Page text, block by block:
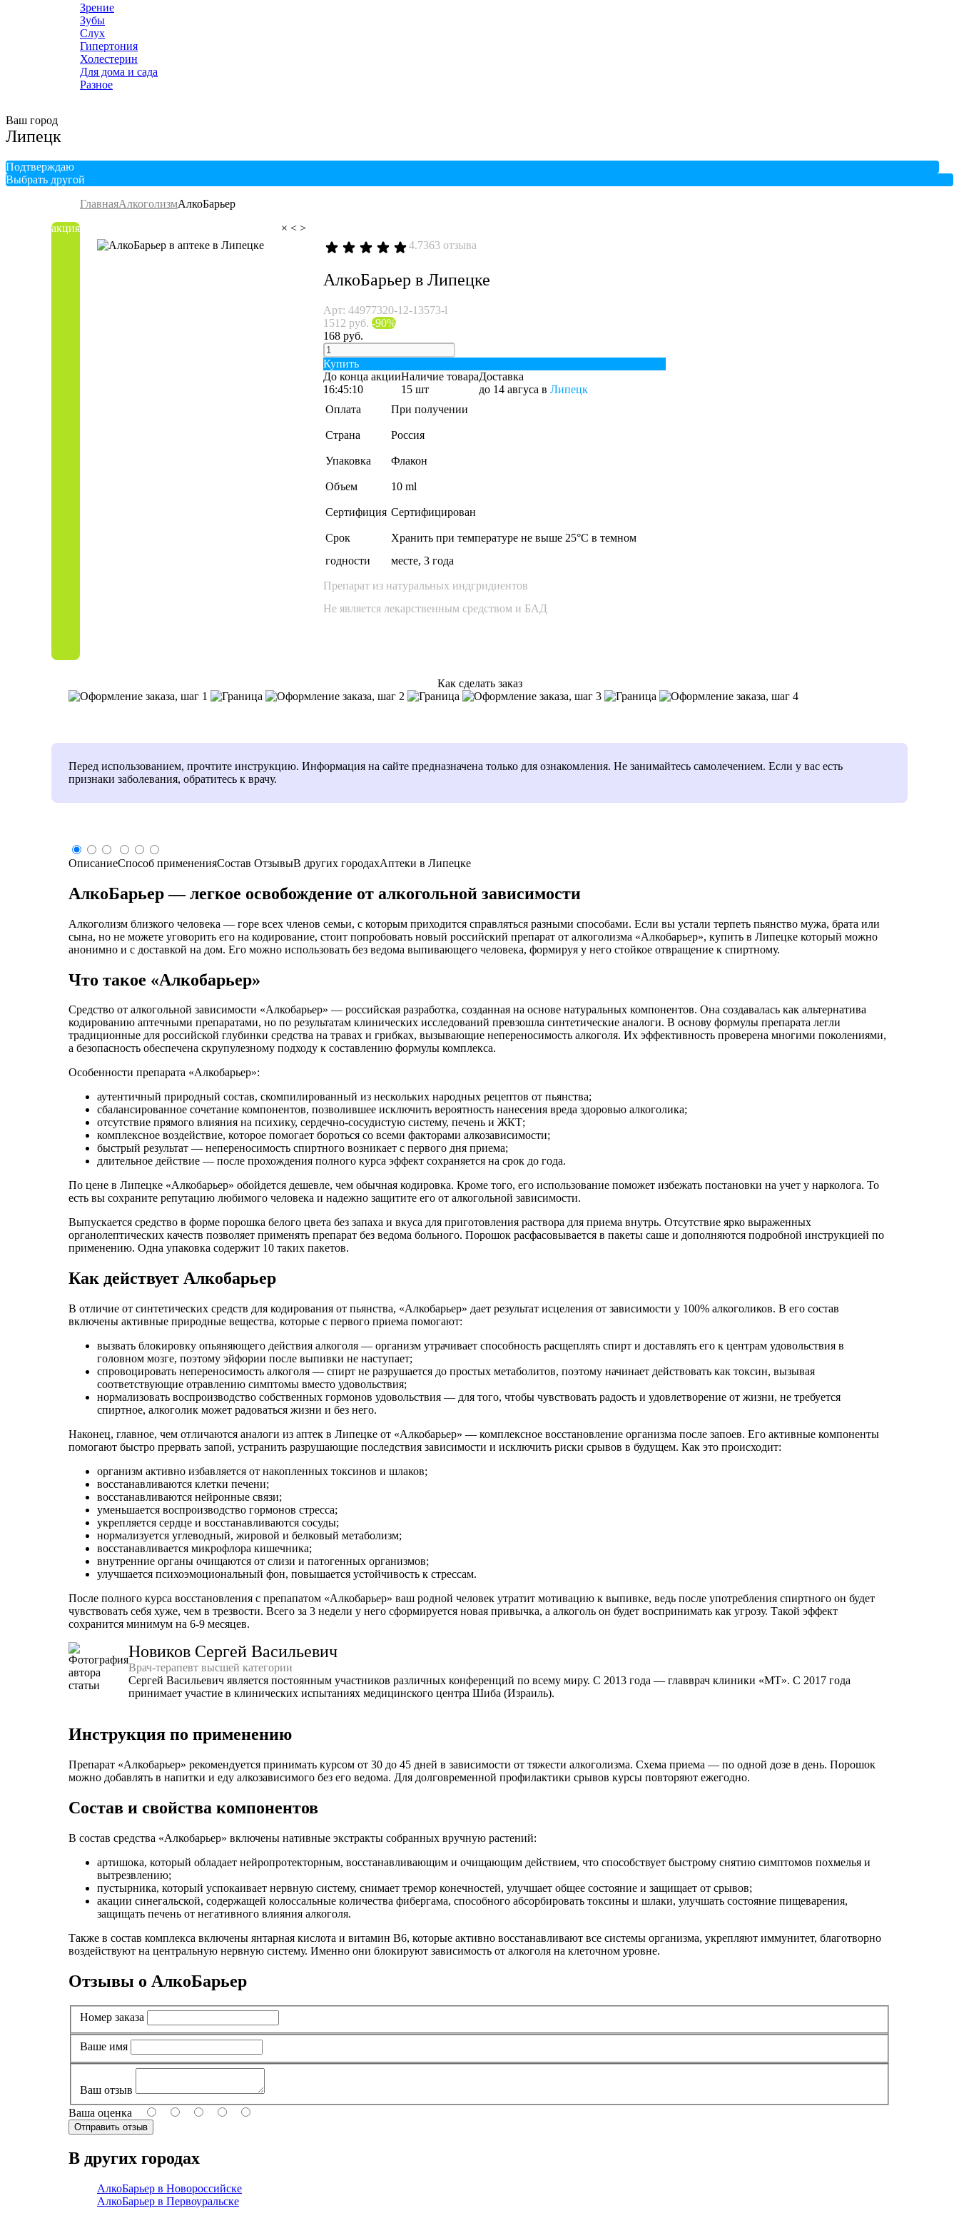
Зрение
Зубы
Слух
Гипертония
Холестерин
Для дома и сада
Разное
Ваш город
Липецк
Подтверждаю
Выбрать другой
ГлавнаяАлкоголизмАлкоБарьер
акция
× < >
4.7363 отзыва
АлкоБарьер в Липецке
Арт: 44977320-12-13573-l
1512 руб. -90%
168 руб.
Купить
До конца акции
16:45:09
Наличие товара
15 шт
Доставка
до 14 авгуса в Липецк
Оплата
При получении
Страна Россия
Упаковка Флакон
Объем 10 ml
Сертифиция Сертифицирован
Cрок
годности
Хранить при температуре не выше 25°С в темном
месте, 3 года
Препарат из натуральных индгридиентов
Не является лекарственным средством и БАД
Как сделать заказ
Перед использованием, прочтите инструкцию. Информация на сайте предназначена только для ознакомления. Не занимайтесь самолечением. Если у вас есть
признаки заболевания, обратитесь к врачу.
ОписаниеСпособ примененияСостав ОтзывыВ других городахАптеки в Липецке
АлкоБарьер — легкое освобождение от алкогольной зависимости
Алкоголизм близкого человека — горе всех членов семьи, с которым приходится справляться разными способами. Если вы устали терпеть пьянство мужа, брата или
сына, но не можете уговорить его на кодирование, стоит попробовать новый российский препарат от алкоголизма «Алкобарьер», купить в Липецке который можно
анонимно и с доставкой на дом. Его можно использовать без ведома выпивающего человека, формируя у него стойкое отвращение к спиртному.
Что такое «Алкобарьер»
Средство от алкогольной зависимости «Алкобарьер» — российская разработка, созданная на основе натуральных компонентов. Она создавалась как альтернатива
кодированию аптечными препаратами, но по результатам клинических исследований превзошла синтетические аналоги. В основу формулы препарата легли
традиционные для российской глубинки средства на травах и грибках, вызывающие непереносимость алкоголя. Их эффективность проверена многими поколениями,
а безопасность обеспечена скрупулезному подходу к составлению формулы комплекса.
Особенности препарата «Алкобарьер»:
аутентичный природный состав, скомпилированный из нескольких народных рецептов от пьянства;
сбалансированное сочетание компонентов, позволившее исключить вероятность нанесения вреда здоровью алкоголика;
отсутствие прямого влияния на психику, сердечно-сосудистую систему, печень и ЖКТ;
комплексное воздействие, которое помогает бороться со всеми факторами алкозависимости;
быстрый результат — непереносимость спиртного возникает с первого дня приема;
длительное действие — после прохождения полного курса эффект сохраняется на срок до года.
По цене в Липецке «Алкобарьер» обойдется дешевле, чем обычная кодировка. Кроме того, его использование поможет избежать постановки на учет у нарколога. То
есть вы сохраните репутацию любимого человека и надежно защитите его от алкогольной зависимости.
Выпускается средство в форме порошка белого цвета без запаха и вкуса для приготовления раствора для приема внутрь. Отсутствие ярко выраженных
органолептических качеств позволяет применять препарат без ведома больного. Порошок расфасовывается в пакеты саше и дополняются подробной инструкцией по
применению. Одна упаковка содержит 10 таких пакетов.
Как действует Алкобарьер
В отличие от синтетических средств для кодирования от пьянства, «Алкобарьер» дает результат исцеления от зависимости у 100% алкоголиков. В его состав
включены активные природные вещества, которые с первого приема помогают:
вызвать блокировку опьяняющего действия алкоголя — организм утрачивает способность расщеплять спирт и доставлять его к центрам удовольствия в
головном мозге, поэтому эйфории после выпивки не наступает;
спровоцировать непереносимость алкоголя — спирт не разрушается до простых метаболитов, поэтому начинает действовать как токсин, вызывая
соответствующие отравлению симптомы вместо удовольствия;
нормализовать воспроизводство собственных гормонов удовольствия — для того, чтобы чувствовать радость и удовлетворение от жизни, не требуется
спиртное, алкоголик может радоваться жизни и без него.
Наконец, главное, чем отличаются аналоги из аптек в Липецке от «Алкобарьер» — комплексное восстановление организма после запоев. Его активные компоненты
помогают быстро прервать запой, устранить разрушающие последствия зависимости и исключить риски срывов в будущем. Как это происходит:
организм активно избавляется от накопленных токсинов и шлаков;
восстанавливаются клетки печени;
восстанавливаются нейронные связи;
уменьшается воспроизводство гормонов стресса;
укрепляется сердце и восстанавливаются сосуды;
нормализуется углеводный, жировой и белковый метаболизм;
восстанавливается микрофлора кишечника;
внутренние органы очищаются от слизи и патогенных организмов;
улучшается психоэмоциональный фон, повышается устойчивость к стрессам.
После полного курса восстановления с препапатом «Алкобарьер» ваш родной человек утратит мотивацию к выпивке, ведь после употребления спиртного он будет
чувствовать себя хуже, чем в трезвости. Всего за 3 недели у него сформируется новая привычка, а алкоголь он будет воспринимать как угрозу. Такой эффект
сохранится минимум на 6-9 месяцев.
Новиков Сергей Васильевич
Врач-терапевт высшей категории
Сергей Васильевич является постоянным участников различных конференций по всему миру. С 2013 года — главврач клиники «МТ». С 2017 года
принимает участие в клинических испытаниях медицинского центра Шиба (Израиль).
Инструкция по применению
Препарат «Алкобарьер» рекомендуется принимать курсом от 30 до 45 дней в зависимости от тяжести алкоголизма. Схема приема — по одной дозе в день. Порошок
можно добавлять в напитки и еду алкозависимого без его ведома. Для долговременной профилактики срывов курсы повторяют ежегодно.
Состав и свойства компонентов
В состав средства «Алкобарьер» включены нативные экстракты собранных вручную растений:
артишока, который обладает нейропротекторным, восстанавливающим и очищающим действием, что способствует быстрому снятию симптомов похмелья и
вытрезвлению;
пустырника, который успокаивает нервную систему, снимает тремор конечностей, улучшает общее состояние и защищает от срывов;
акации синегальской, содержащей колоссальные количества фибергама, способного абсорбировать токсины и шлаки, улучшать состояние пищеварения,
защищать печень от негативного влияния алкоголя.
Также в состав комплекса включены янтарная кислота и витамин В6, которые активно восстанавливают все системы организма, укрепляют иммунитет, благотворно
воздействуют на центральную нервную систему. Именно они блокируют зависимость от алкоголя на клеточном уровне.
Отзывы о АлкоБарьер
Номер заказа
Ваше имя
Ваш отзыв
Ваша оценка
В других городах
АлкоБарьер в Новороссийске
АлкоБарьер в Первоуральске